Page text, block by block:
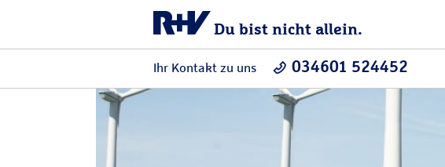
Du bist nicht allein.
Ihr Kontakt zu uns 034601 524452